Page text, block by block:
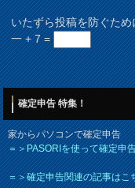
いたずら投稿を防ぐた
一 + 7 =
確定申告 特集！
家からパソコンで確定申告
＝＞PASORIを使って確定申
＝＞確定申告関連の記事はこ